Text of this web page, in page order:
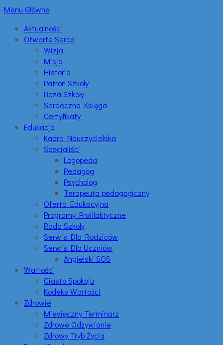
Menu Główne
Aktualności
Otwarte Serca
Wizja
Misja
Historia
Patron Szkoły
Baza Szkoły
Serdeczna Księga
Certyfikaty
Edukacja
Kadra Nauczycielska
Specjaliści
Logopeda
Pedagog
Psycholog
Terapeuta pedagogiczny
Oferta Edukacyjna
Programy Profilaktyczne
Rada Szkoły
Serwis Dla Rodziców
Serwis Dla Uczniów
Angielski SOS
Wartości
Ciasto Spokoju
Kodeks Wartości
Zdrowie
Miesięczny Terminarz
Zdrowe Odżywianie
Zdrowy Tryb Życia